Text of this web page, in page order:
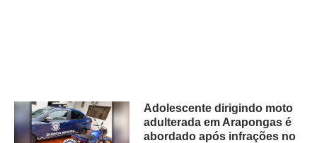
Adolescente dirigindo moto
adulterada em Arapongas é
abordado após infrações no